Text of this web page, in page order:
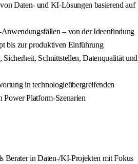
Daten- und KI-Lösungen basierend auf
– von der Ideenfindung
bis zur produktiven Einführung
Schnittstellen, Datenqualität und
in technologieübergreifenden
Power Platform-Szenarien
Berater in Daten-/KI-Projekten mit Fokus